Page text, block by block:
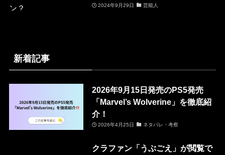
2024年9月29日 芸能人
新着記事
2026年9月15日発売のPS5発売
「Marvel’s Wolverine」を徹底紹
介！
2026年4月25日 ネタバレ・考察
クラファン「うぶごえ」が閲覧で